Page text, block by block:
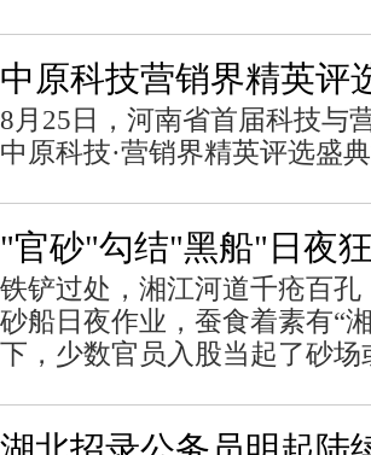
中原科技营销界精英评
8月25日，河南省首届科技与
中原科技·营销界精英评选盛
"官砂"勾结"黑船"日夜
铁铲过处，湘江河道千疮百
砂船日夜作业，蚕食着素有“
下，少数官员入股当起了砂